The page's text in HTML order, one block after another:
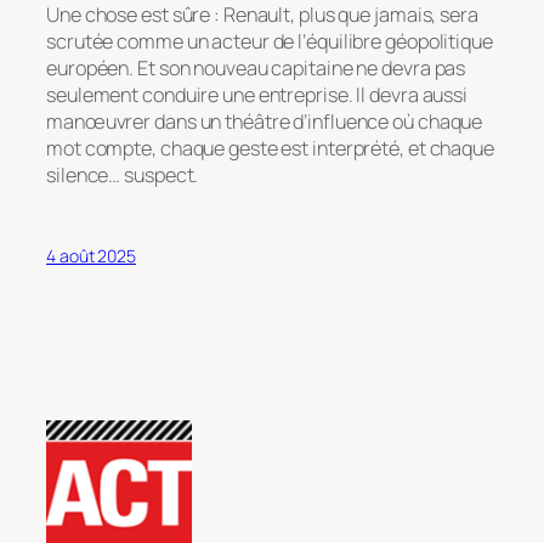
Une chose est sûre : Renault, plus que jamais, sera
scrutée comme un acteur de l’équilibre géopolitique
européen. Et son nouveau capitaine ne devra pas
seulement conduire une entreprise. Il devra aussi
manœuvrer dans un théâtre d’influence où chaque
mot compte, chaque geste est interprété, et chaque
silence… suspect.
4 août 2025